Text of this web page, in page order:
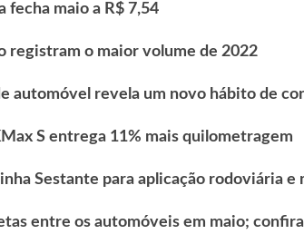
fecha maio a R$ 7,54
registram o maior volume de 2022
automóvel revela um novo hábito de
S entrega 11% mais quilometragem
Sestante para aplicação rodoviária e
entre os automóveis em maio;